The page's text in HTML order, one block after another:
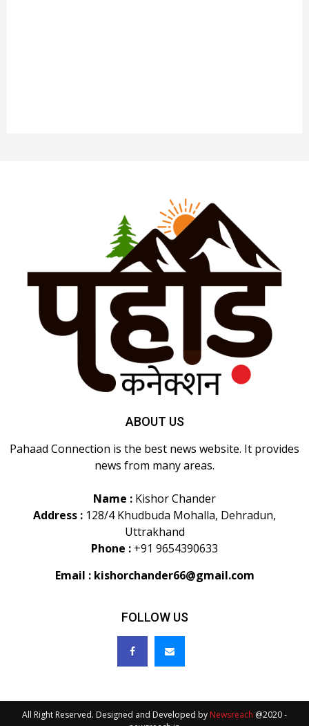
ABOUT US
Pahaad Connection is the best news website. It provides
news from many areas.
Name : Kishor Chander
Address : 128/4 Khudbuda Mohalla, Dehradun,
Uttrakhand
Phone : +91 9654390633
Email : kishorchander66@gmail.com
FOLLOW US
All Right Reserved. Designed and Developed by Newsreach @2020 -